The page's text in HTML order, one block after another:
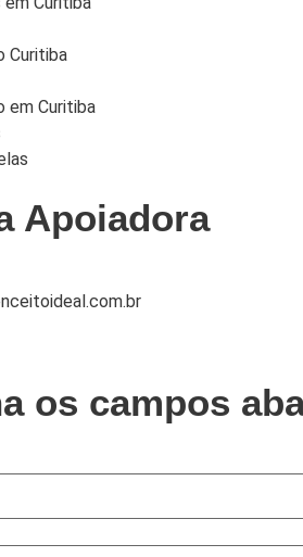
Curitiba
em Curitiba
Apoiadora
os campos